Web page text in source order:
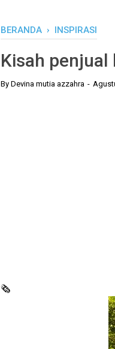
BERANDA › INSPIRASI
Kisah penjual
By Devina mutia azzahra
🗞